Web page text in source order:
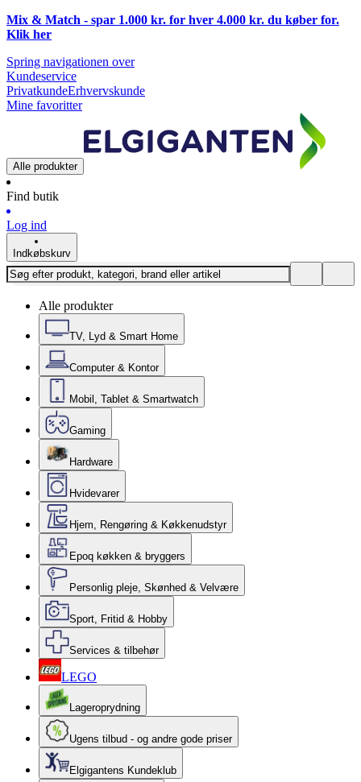
Mix & Match - spar 1.000 kr. for hver 4.000 kr. du køber for.
Klik her
Spring navigationen over
Kundeservice
PrivatkundeErhvervskunde
Mine favoritter
Alle produkter
Find butik
Log ind
Indkøbskurv
Alle produkter
TV, Lyd & Smart Home
Computer & Kontor
Mobil, Tablet & Smartwatch
Gaming
Hardware
Hvidevarer
Hjem, Rengøring & Køkkenudstyr
Epoq køkken & bryggers
Personlig pleje, Skønhed & Velvære
Sport, Fritid & Hobby
Services & tilbehør
LEGO
Lageroprydning
Ugens tilbud - og andre gode priser
Elgigantens Kundeklub